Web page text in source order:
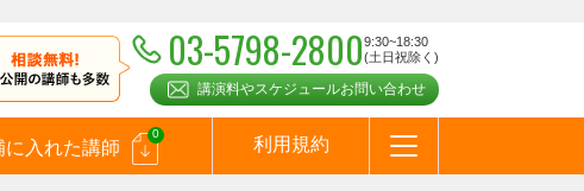
03-5798-28009:30~18:30
(土日祝除く)
講演料やスケジュールお問い合わせ
に入れた講師
0
利用規約